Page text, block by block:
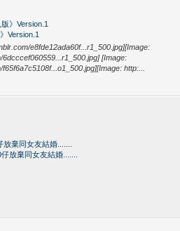
》Version.1
Version.1
e8fde12ada60f...r1_500.jpg][Image:
[Image:
http:...
棄同女友結婚.......
放棄同女友結婚.......